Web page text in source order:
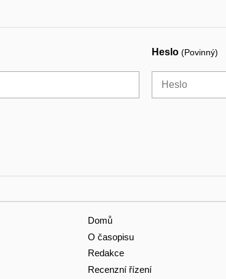
Heslo (Povinný)
Domů
O časopisu
Redakce
Recenzní řízení